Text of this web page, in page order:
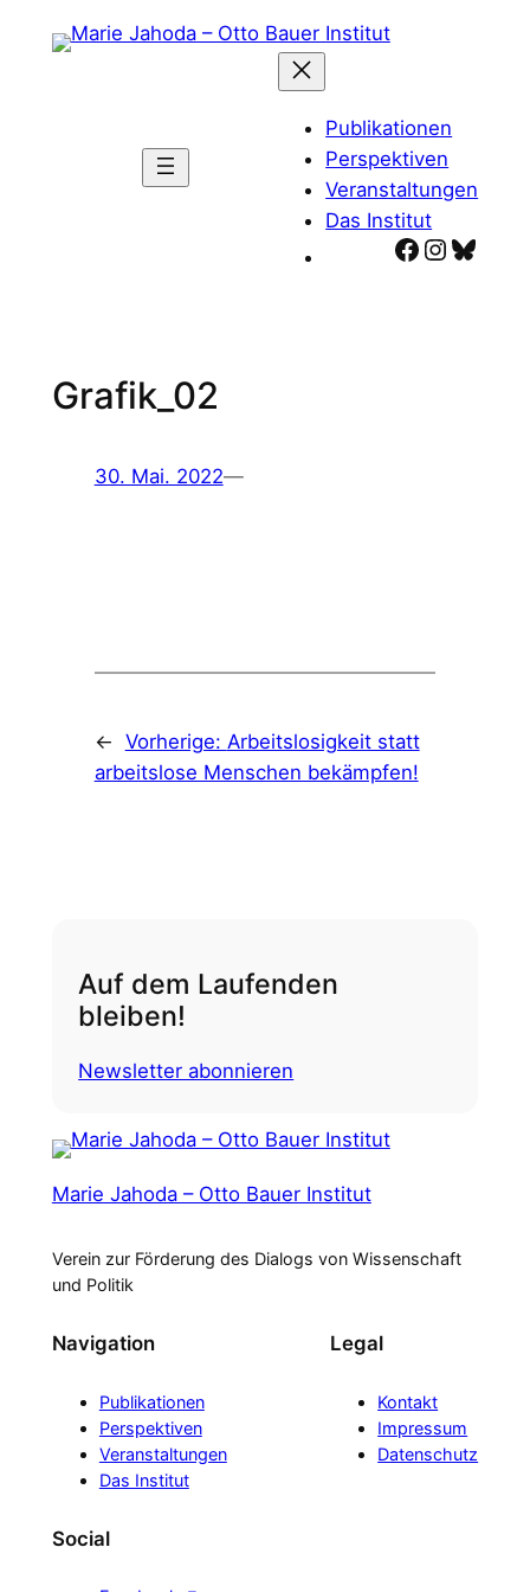
Inhalt
Publikationen
Perspektiven
Veranstaltungen
Das Institut
Facebook
Grafik_02
30. Mai. 2022—
← Vorherige: Arbeitslosigkeit statt
arbeitslose Menschen bekämpfen!
Auf dem Laufenden
bleiben!
Newsletter abonnieren
Marie Jahoda – Otto Bauer Institut
Verein zur Förderung des Dialogs von Wissenschaft
und Politik
Navigation
Publikationen
Perspektiven
Veranstaltungen
Das Institut
Legal
Kontakt
Impressum
Datenschutz
Social